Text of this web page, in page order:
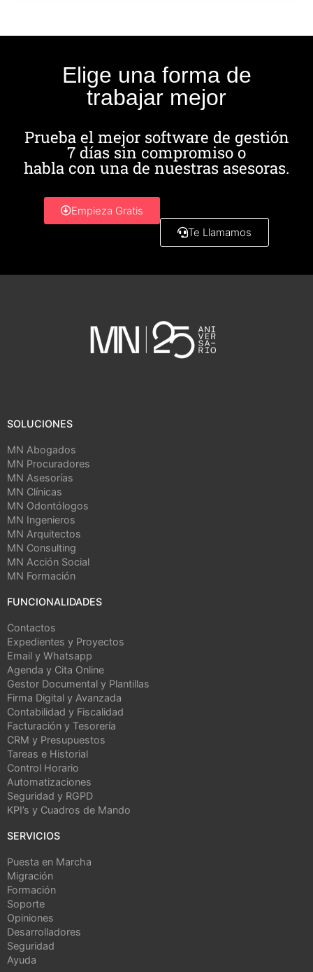
Elige una forma de
trabajar mejor
Prueba el mejor software de gestión
7 días sin compromiso o
habla con una de nuestras asesoras.
Empieza Gratis
Te Llamamos
SOLUCIONES
MN Abogados
MN Procuradores
MN Asesorías
MN Clínicas
MN Odontólogos
MN Ingenieros
MN Arquitectos
MN Consulting
MN Acción Social
MN Formación
FUNCIONALIDADES
Contactos
Expedientes y Proyectos
Email y Whatsapp
Agenda y Cita Online
Gestor Documental y Plantillas
Firma Digital y Avanzada
Contabilidad y Fiscalidad
Facturación y Tesorería
CRM y Presupuestos
Tareas e Historial
Control Horario
Automatizaciones
Seguridad y RGPD
KPI’s y Cuadros de Mando
SERVICIOS
Puesta en Marcha
Migración
Formación
Soporte
Opiniones
Desarrolladores
Seguridad
Ayuda